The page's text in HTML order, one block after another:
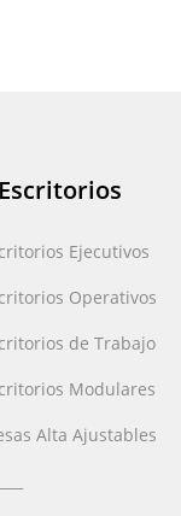
Escritorios
Ejecutivos
Operativos
de Trabajo
Modulares
Alta Ajustables